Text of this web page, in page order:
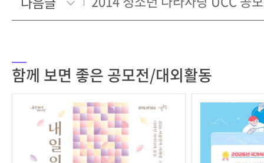
함께 보면 좋은 공모전/대외활동